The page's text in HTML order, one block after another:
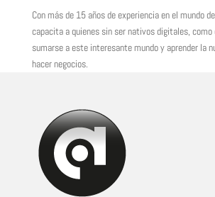
Con más de 15 años de experiencia en el mundo
capacita a quienes sin ser nativos digitales, como
sumarse a este interesante mundo y aprender la
hacer negocios.